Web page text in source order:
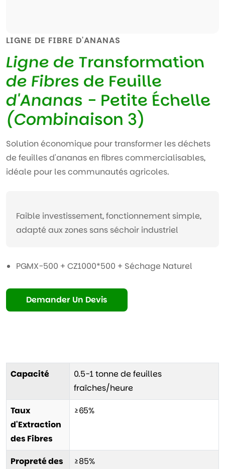
LIGNE DE FIBRE D'ANANAS
Ligne de Transformation
de Fibres de Feuille
d'Ananas - Petite Échelle
(Combinaison 3)
Solution économique pour transformer les déchets
de feuilles d'ananas en fibres commercialisables,
idéale pour les communautés agricoles.
Faible investissement, fonctionnement simple,
adapté aux zones sans séchoir industriel
PGMX-500 + CZ1000*500 + Séchage Naturel
Demander Un Devis
Capacité
0.5-1 tonne de feuilles
fraîches/heure
Taux
d'Extraction
des Fibres
≥65%
Propreté des
≥85%